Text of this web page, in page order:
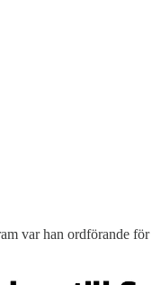
var han ordförande